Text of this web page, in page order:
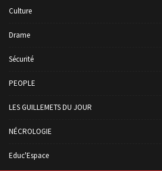
Culture
Drame
Sécurité
PEOPLE
LES GUILLEMETS DU JOUR
NÉCROLOGIE
Educ'Espace